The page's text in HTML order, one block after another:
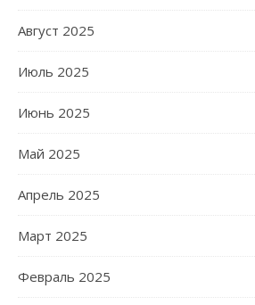
Август 2025
Июль 2025
Июнь 2025
Май 2025
Апрель 2025
Март 2025
Февраль 2025